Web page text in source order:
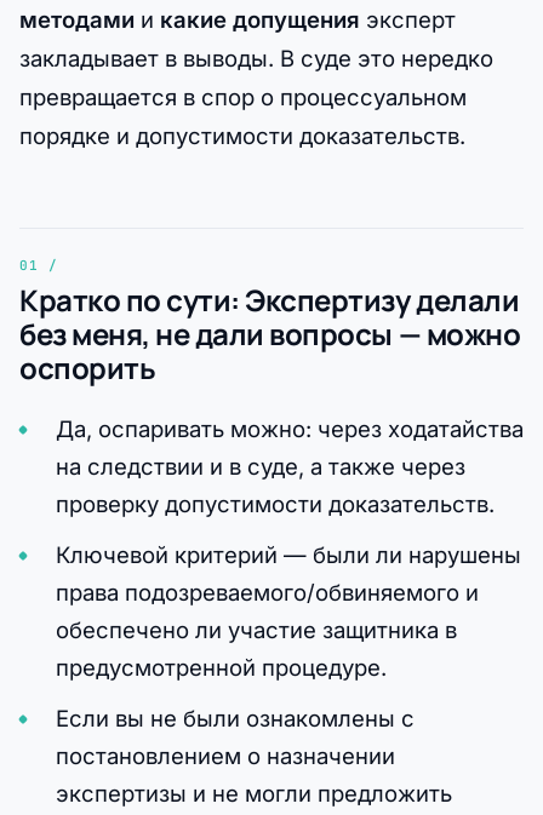
методами и какие допущения эксперт
закладывает в выводы. В суде это нередко
превращается в спор о процессуальном
порядке и допустимости доказательств.
Кратко по сути: Экспертизу делали
без меня, не дали вопросы — можно
оспорить
Да, оспаривать можно: через ходатайства
на следствии и в суде, а также через
проверку допустимости доказательств.
Ключевой критерий — были ли нарушены
права подозреваемого/обвиняемого и
обеспечено ли участие защитника в
предусмотренной процедуре.
Если вы не были ознакомлены с
постановлением о назначении
экспертизы и не могли предложить